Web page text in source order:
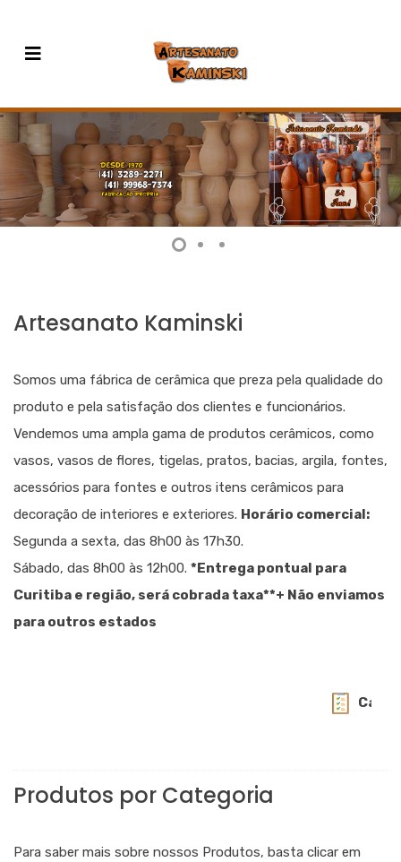
Artesanato Kaminski
Somos uma fábrica de cerâmica que preza pela qualidade do
produto e pela satisfação dos clientes e funcionários.
Vendemos uma ampla gama de produtos cerâmicos, como
vasos, vasos de flores, tigelas, pratos, bacias, argila, fontes,
acessórios para fontes e outros itens cerâmicos para
decoração de interiores e exteriores. Horário comercial:
Segunda a sexta, das 8h00 às 17h30.
Sábado, das 8h00 às 12h00. *Entrega pontual para
Curitiba e região, será cobrada taxa**+ Não enviamos
para outros estados
Produtos por Categoria
Para saber mais sobre nossos Produtos, basta clicar em